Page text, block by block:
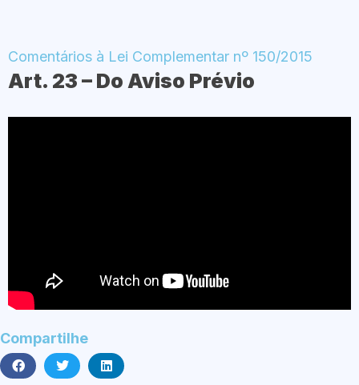
Comentários à Lei Complementar nº 150/2015
Art. 23 – Do Aviso Prévio
Compartilhe